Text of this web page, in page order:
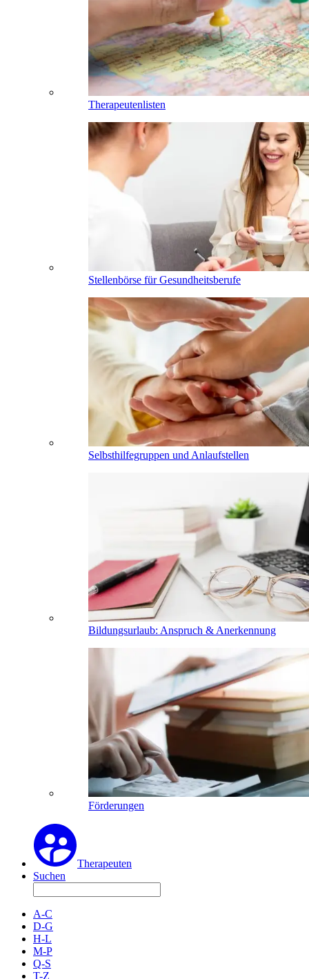
Therapeutenlisten
Stellenbörse für Gesundheitsberufe
Selbsthilfegruppen und Anlaufstellen
Bildungsurlaub: Anspruch & Anerkennung
Förderungen
Therapeuten
Suchen
A-C
D-G
H-L
M-P
Q-S
T-Z